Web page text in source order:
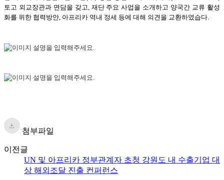
토고 외교장관과 면담을 갖고, 재단 주요 사업을 소개하고 양국간 교류 활성
화를 위한 협력방안, 아프리카 역내 정세 등에 대해 의견을 교환하였습다.
첨부파일
이전글
UN 및 아프리카 정부관계자 초청 강원도 내 수출기업 대
상 해외조달 진출 컨퍼런스